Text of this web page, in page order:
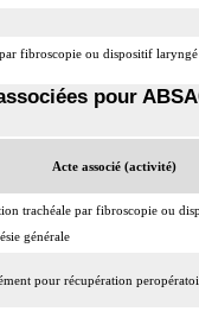
fibroscopie ou dispositif
pour
Acte associé (activité)
trachéale par fibroscopie ou
générale
pour récupération